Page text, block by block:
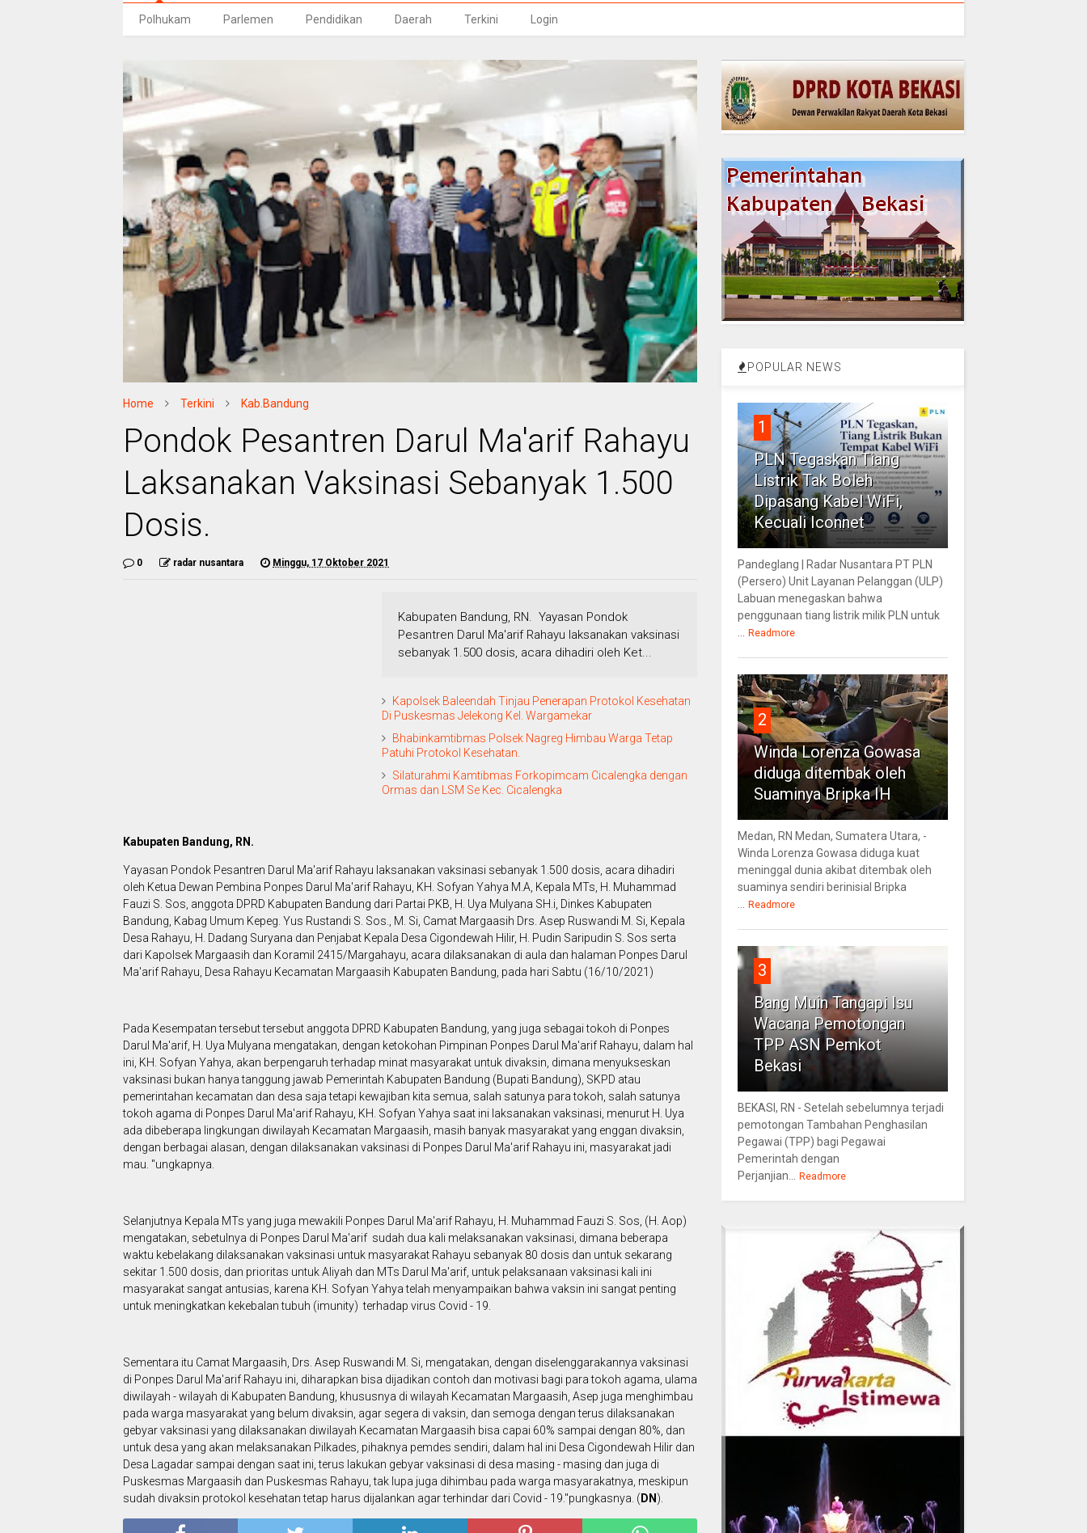
Polhukam Parlemen Pendidikan Daerah Terkini Login
Home Terkini Kab.Bandung
Pondok Pesantren Darul Ma'arif Rahayu
Laksanakan Vaksinasi Sebanyak 1.500
Dosis.
0 radar nusantara Minggu, 17 Oktober 2021
Kabupaten Bandung, RN. Yayasan Pondok
Pesantren Darul Ma'arif Rahayu laksanakan vaksinasi
sebanyak 1.500 dosis, acara dihadiri oleh Ket...
Kapolsek Baleendah Tinjau Penerapan Protokol Kesehatan
Di Puskesmas Jelekong Kel. Wargamekar
Bhabinkamtibmas Polsek Nagreg Himbau Warga Tetap
Patuhi Protokol Kesehatan.
Silaturahmi Kamtibmas Forkopimcam Cicalengka dengan
Ormas dan LSM Se Kec. Cicalengka
Kabupaten Bandung, RN.
Yayasan Pondok Pesantren Darul Ma'arif Rahayu laksanakan vaksinasi sebanyak 1.500 dosis, acara dihadiri
oleh Ketua Dewan Pembina Ponpes Darul Ma'arif Rahayu, KH. Sofyan Yahya M.A, Kepala MTs, H. Muhammad
Fauzi S. Sos, anggota DPRD Kabupaten Bandung dari Partai PKB, H. Uya Mulyana SH.i, Dinkes Kabupaten
Bandung, Kabag Umum Kepeg. Yus Rustandi S. Sos., M. Si, Camat Margaasih Drs. Asep Ruswandi M. Si, Kepala
Desa Rahayu, H. Dadang Suryana dan Penjabat Kepala Desa Cigondewah Hilir, H. Pudin Saripudin S. Sos serta
dari Kapolsek Margaasih dan Koramil 2415/Margahayu, acara dilaksanakan di aula dan halaman Ponpes Darul
Ma'arif Rahayu, Desa Rahayu Kecamatan Margaasih Kabupaten Bandung, pada hari Sabtu (16/10/2021)
Pada Kesempatan tersebut tersebut anggota DPRD Kabupaten Bandung, yang juga sebagai tokoh di Ponpes
Darul Ma'arif, H. Uya Mulyana mengatakan, dengan ketokohan Pimpinan Ponpes Darul Ma'arif Rahayu, dalam hal
ini, KH. Sofyan Yahya, akan berpengaruh terhadap minat masyarakat untuk divaksin, dimana menyukseskan
vaksinasi bukan hanya tanggung jawab Pemerintah Kabupaten Bandung (Bupati Bandung), SKPD atau
pemerintahan kecamatan dan desa saja tetapi kewajiban kita semua, salah satunya para tokoh, salah satunya
tokoh agama di Ponpes Darul Ma'arif Rahayu, KH. Sofyan Yahya saat ini laksanakan vaksinasi, menurut H. Uya
ada dibeberapa lingkungan diwilayah Kecamatan Margaasih, masih banyak masyarakat yang enggan divaksin,
dengan berbagai alasan, dengan dilaksanakan vaksinasi di Ponpes Darul Ma'arif Rahayu ini, masyarakat jadi
mau. "ungkapnya.
Selanjutnya Kepala MTs yang juga mewakili Ponpes Darul Ma'arif Rahayu, H. Muhammad Fauzi S. Sos, (H. Aop)
mengatakan, sebetulnya di Ponpes Darul Ma'arif sudah dua kali melaksanakan vaksinasi, dimana beberapa
waktu kebelakang dilaksanakan vaksinasi untuk masyarakat Rahayu sebanyak 80 dosis dan untuk sekarang
sekitar 1.500 dosis, dan prioritas untuk Aliyah dan MTs Darul Ma'arif, untuk pelaksanaan vaksinasi kali ini
masyarakat sangat antusias, karena KH. Sofyan Yahya telah menyampaikan bahwa vaksin ini sangat penting
untuk meningkatkan kekebalan tubuh (imunity) terhadap virus Covid - 19.
Sementara itu Camat Margaasih, Drs. Asep Ruswandi M. Si, mengatakan, dengan diselenggarakannya vaksinasi
di Ponpes Darul Ma'arif Rahayu ini, diharapkan bisa dijadikan contoh dan motivasi bagi para tokoh agama, ulama
diwilayah - wilayah di Kabupaten Bandung, khususnya di wilayah Kecamatan Margaasih, Asep juga menghimbau
pada warga masyarakat yang belum divaksin, agar segera di vaksin, dan semoga dengan terus dilaksanakan
gebyar vaksinasi yang dilaksanakan diwilayah Kecamatan Margaasih bisa capai 60% sampai dengan 80%, dan
untuk desa yang akan melaksanakan Pilkades, pihaknya pemdes sendiri, dalam hal ini Desa Cigondewah Hilir dan
Desa Lagadar sampai dengan saat ini, terus lakukan gebyar vaksinasi di desa masing - masing dan juga di
Puskesmas Margaasih dan Puskesmas Rahayu, tak lupa juga dihimbau pada warga masyarakatnya, meskipun
sudah divaksin protokol kesehatan tetap harus dijalankan agar terhindar dari Covid - 19."pungkasnya. ( DN ).
POPULAR NEWS
1
PLN Tegaskan Tiang
Listrik Tak Boleh
Dipasang Kabel WiFi,
Kecuali Iconnet
Pandeglang | Radar Nusantara PT PLN
(Persero) Unit Layanan Pelanggan (ULP)
Labuan menegaskan bahwa
penggunaan tiang listrik milik PLN untuk
Readmore
2
Winda Lorenza Gowasa
diduga ditembak oleh
Suaminya Bripka IH
Medan, RN Medan, Sumatera Utara, -
Winda Lorenza Gowasa diduga kuat
meninggal dunia akibat ditembak oleh
suaminya sendiri berinisial Bripka
Readmore
3
Bang Muin Tangapi Isu
Wacana Pemotongan
TPP ASN Pemkot
Bekasi
BEKASI, RN - Setelah sebelumnya terjadi
pemotongan Tambahan Penghasilan
Pegawai (TPP) bagi Pegawai
Pemerintah dengan
Perjanjian...
Readmore